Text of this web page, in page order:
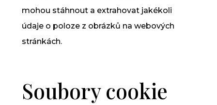
mohou stáhnout a extrahovat jakékoli
údaje o poloze z obrázků na webových
stránkách.
Soubory cookie